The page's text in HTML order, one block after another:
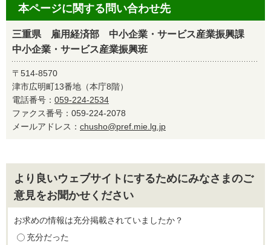
本ページに関する問い合わせ先
三重県 雇用経済部 中小企業・サービス産業振興課
中小企業・サービス産業振興班
〒514-8570
津市広明町13番地（本庁8階）
電話番号： 059-224-2534
ファクス番号：059-224-2078
メールアドレス： chusho@pref.mie.lg.jp
より良いウェブサイトにするためにみなさまのご
意見をお聞かせください
お求めの情報は充分掲載されていましたか？
充分だった